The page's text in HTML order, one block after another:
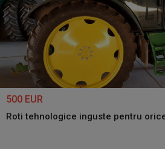
500 EUR
Roti tehnologice inguste pentru